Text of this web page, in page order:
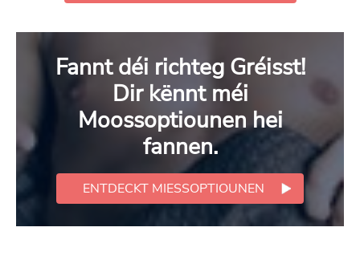
Fannt déi richteg Gréisst!
Dir kënnt méi
Moossoptiounen hei
fannen.
ENTDECKT MIESSOPTIOUNEN